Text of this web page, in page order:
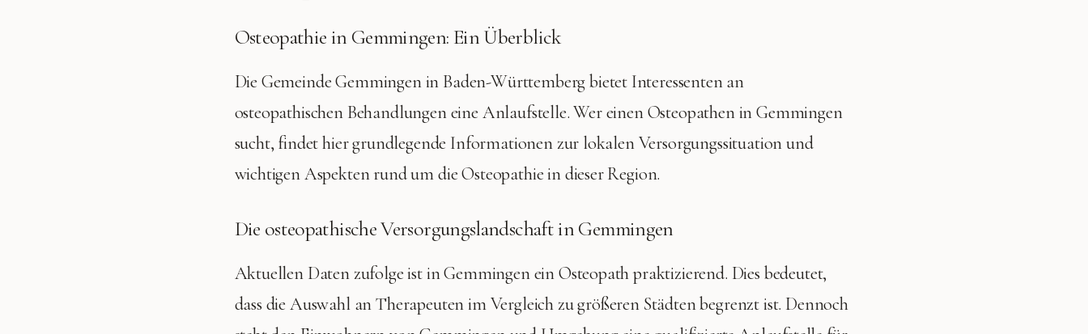
Osteopathie in Gemmingen: Ein Überblick
Die Gemeinde Gemmingen in Baden-Württemberg bietet Interessenten an
osteopathischen Behandlungen eine Anlaufstelle. Wer einen Osteopathen in Gemmingen
sucht, findet hier grundlegende Informationen zur lokalen Versorgungssituation und
wichtigen Aspekten rund um die Osteopathie in dieser Region.
Die osteopathische Versorgungslandschaft in Gemmingen
Aktuellen Daten zufolge ist in Gemmingen ein Osteopath praktizierend. Dies bedeutet,
dass die Auswahl an Therapeuten im Vergleich zu größeren Städten begrenzt ist. Dennoch